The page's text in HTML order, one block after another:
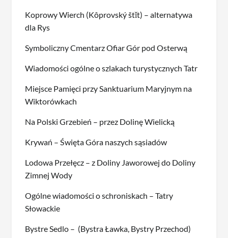
Koprowy Wierch (Kôprovský štǐt) – alternatywa
dla Rys
Symboliczny Cmentarz Ofiar Gór pod Osterwą
Wiadomości ogólne o szlakach turystycznych Tatr
Miejsce Pamięci przy Sanktuarium Maryjnym na
Wiktorówkach
Na Polski Grzebień – przez Dolinę Wielicką
Krywań – Święta Góra naszych sąsiadów
Lodowa Przełęcz – z Doliny Jaworowej do Doliny
Zimnej Wody
Ogólne wiadomości o schroniskach – Tatry
Słowackie
Bystre Sedlo – (Bystra Ławka, Bystry Przechod)